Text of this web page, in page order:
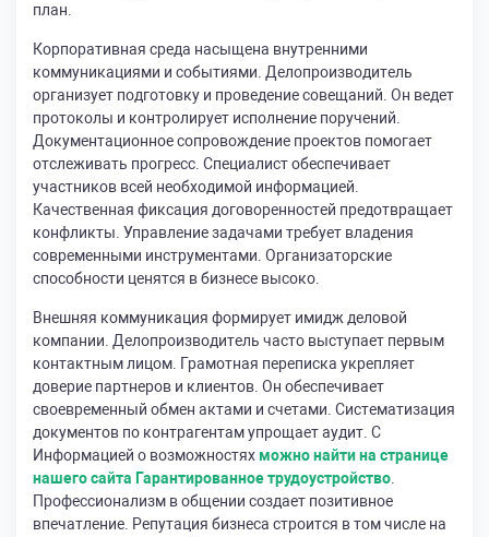
план.
Корпоративная среда насыщена внутренними
коммуникациями и событиями. Делопроизводитель
организует подготовку и проведение совещаний. Он ведет
протоколы и контролирует исполнение поручений.
Документационное сопровождение проектов помогает
отслеживать прогресс. Специалист обеспечивает
участников всей необходимой информацией.
Качественная фиксация договоренностей предотвращает
конфликты. Управление задачами требует владения
современными инструментами. Организаторские
способности ценятся в бизнесе высоко.
Внешняя коммуникация формирует имидж деловой
компании. Делопроизводитель часто выступает первым
контактным лицом. Грамотная переписка укрепляет
доверие партнеров и клиентов. Он обеспечивает
своевременный обмен актами и счетами. Систематизация
документов по контрагентам упрощает аудит. С
Информацией о возможностяхможно найти на странице
нашего сайта Гарантированное трудоустройство
Профессионализм в общении создает позитивное
впечатление. Репутация бизнеса строится в том числе на